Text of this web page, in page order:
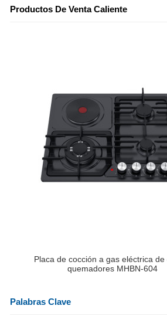
Productos De Venta Caliente
Placa de cocción a gas eléctrica de
quemadores MHBN-604
Palabras Clave